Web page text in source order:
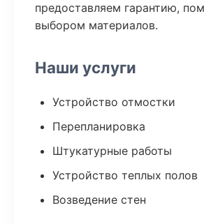
предоставляем гарантию,
выбором материалов.
Наши услуги
Устройство отмостки
Перепланировка
Штукатурные работы
Устройство теплых полов
Возведение стен